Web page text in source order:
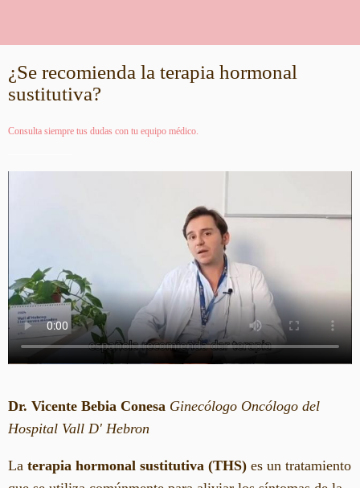
¿Se recomienda la terapia hormonal
sustitutiva?
Consulta siempre tus dudas con tu equipo médico.
Dr. Vicente Bebia Conesa Ginecólogo Oncólogo del
Hospital Vall D' Hebron
La terapia hormonal sustitutiva (THS) es un tratamiento